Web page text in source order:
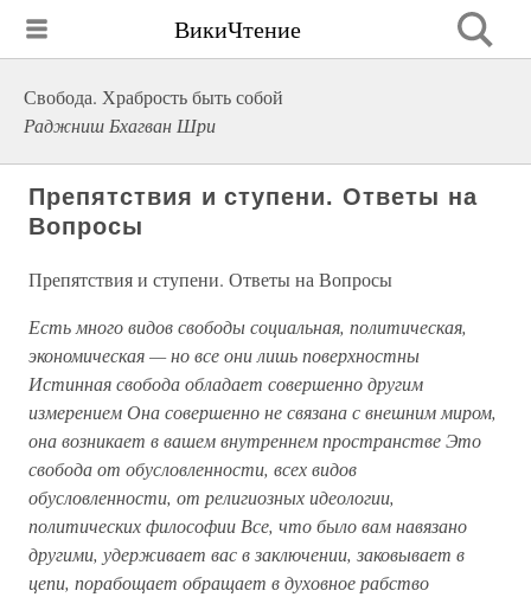
ВикиЧтение
Свобода. Храбрость быть собой
Раджниш Бхагван Шри
Препятствия и ступени. Ответы на
Вопросы
Препятствия и ступени. Ответы на Вопросы
Есть много видов свободы социальная, политическая,
экономическая — но все они лишь поверхностны
Истинная свобода обладает совершенно другим
измерением Она совершенно не связана с внешним миром,
она возникает в вашем внутреннем пространстве Это
свобода от обусловленности, всех видов
обусловленности, от религиозных идеологии,
политических философии Все, что было вам навязано
другими, удерживает вас в заключении, заковывает в
цепи, порабощает обращает в духовное рабство